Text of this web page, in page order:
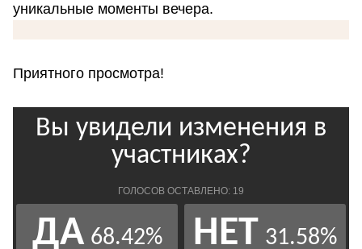
уникальные моменты вечера.
Приятного просмотра!